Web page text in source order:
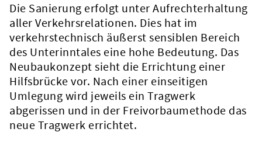
Die Sanierung erfolgt unter Aufrechterhaltung
aller Verkehrsrelationen. Dies hat im
verkehrstechnisch äußerst sensiblen Bereich
des Unterinntales eine hohe Bedeutung. Das
Neubaukonzept sieht die Errichtung einer
Hilfsbrücke vor. Nach einer einseitigen
Umlegung wird jeweils ein Tragwerk
abgerissen und in der Freivorbaumethode das
neue Tragwerk errichtet.